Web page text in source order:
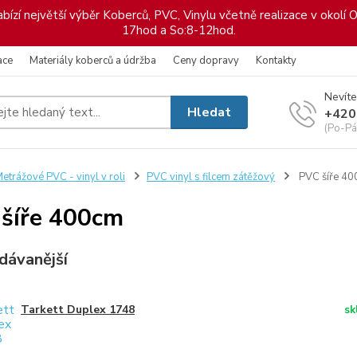
největší výběr Koberců, PVC, Vinylu včetně realizace v okolí
17hod a So:8-12hod.
Materiály koberců a údržba Ceny dopravy Kontakty
Hledat
(Po-
PVC - vinyl v roli PVC vinyl s filcem zátěžový PVC šíře
400cm
Tarkett Duplex 1748